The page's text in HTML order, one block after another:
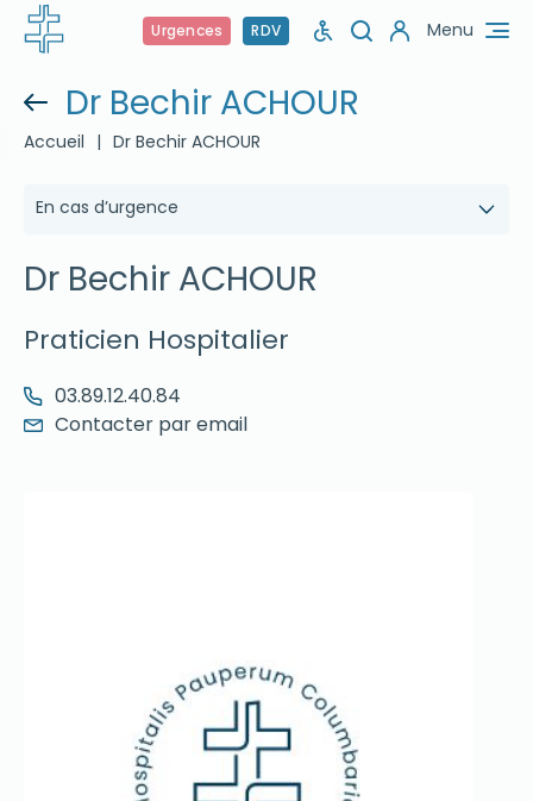
Urgences RDV Menu
Dr Bechir ACHOUR
Accueil | Dr Bechir ACHOUR
En cas d’urgence
Dr Bechir ACHOUR
Praticien Hospitalier
03.89.12.40.84
Contacter par email